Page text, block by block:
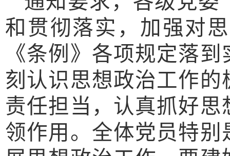
和贯彻落实，加强对
《条例》各项规定落
刻认识思想政治工作
责任担当，认真抓好
领作用。全体党员特